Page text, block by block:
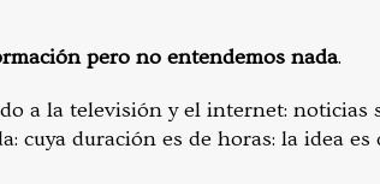
pero no entendemos nada.
a la televisión y el internet: noticias
cuya duración es de horas: la idea es